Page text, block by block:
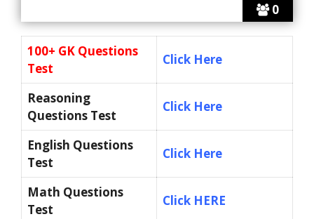
0
100+ GK Questions
Test
Click Here
Reasoning
Questions Test
Click Here
English Questions
Test
Click Here
Math Questions
Test
Click HERE